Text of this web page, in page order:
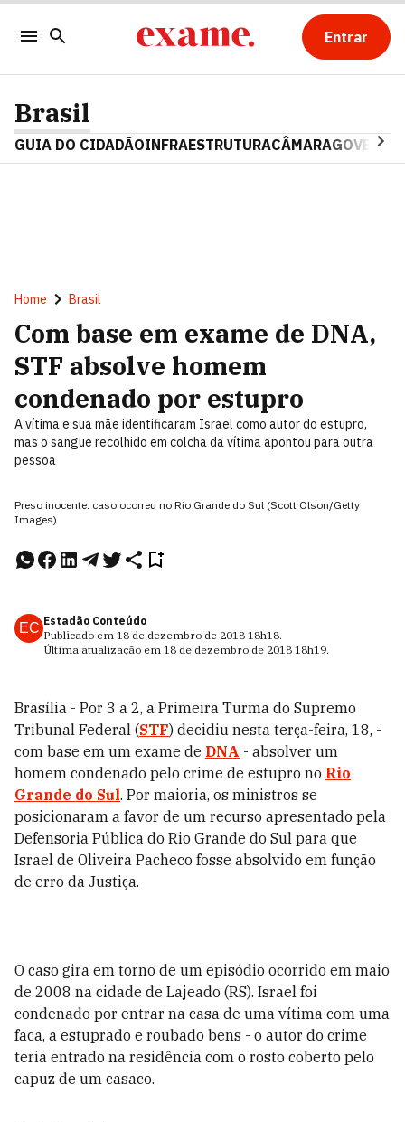
Entrar
Brasil
GUIA DO CIDADÃOINFRAESTRUTURACÂMARAGOVERNO
Home Brasil
Com base em exame de DNA,
STF absolve homem
condenado por estupro
A vítima e sua mãe identificaram Israel como autor do estupro,
mas o sangue recolhido em colcha da vítima apontou para outra
pessoa
Preso inocente: caso ocorreu no Rio Grande do Sul (Scott Olson/Getty
Images)
EC Estadão Conteúdo
Publicado em 18 de dezembro de 2018 18h18.
Última atualização em 18 de dezembro de 2018 18h19.
Brasília - Por 3 a 2, a Primeira Turma do Supremo
Tribunal Federal (STF) decidiu nesta terça-feira, 18, -
com base em um exame de DNA - absolver um
homem condenado pelo crime de estupro no Rio
Grande do Sul. Por maioria, os ministros se
posicionaram a favor de um recurso apresentado pela
Defensoria Pública do Rio Grande do Sul para que
Israel de Oliveira Pacheco fosse absolvido em função
de erro da Justiça.
O caso gira em torno de um episódio ocorrido em maio
de 2008 na cidade de Lajeado (RS). Israel foi
condenado por entrar na casa de uma vítima com uma
faca, a estuprado e roubado bens - o autor do crime
teria entrado na residência com o rosto coberto pelo
capuz de um casaco.